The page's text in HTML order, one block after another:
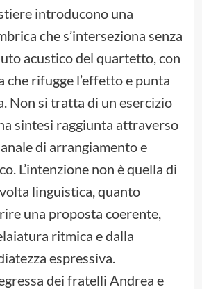
introducono una
che s’interseziona senza
acustico del quartetto, con
che rifugge l’effetto e punta
Non si tratta di un esercizio
sintesi raggiunta attraverso
di arrangiamento e
L’intenzione non è quella di
linguistica, quanto
una proposta coerente,
ritmica e dalla
espressiva.
dei fratelli Andrea e